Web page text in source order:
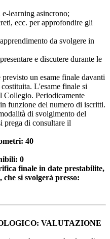
learning asincrono;
ecc. per approfondire gli
da svolgere in
e discutere durante le
un esame finale davanti
L'esame finale si
Collegio. Periodicamente
funzione del numero di iscritti.
di svolgimento del
prega di consultare il
40
0
finale in date prestabilite,
si svolgerà presso:
VALUTAZIONE